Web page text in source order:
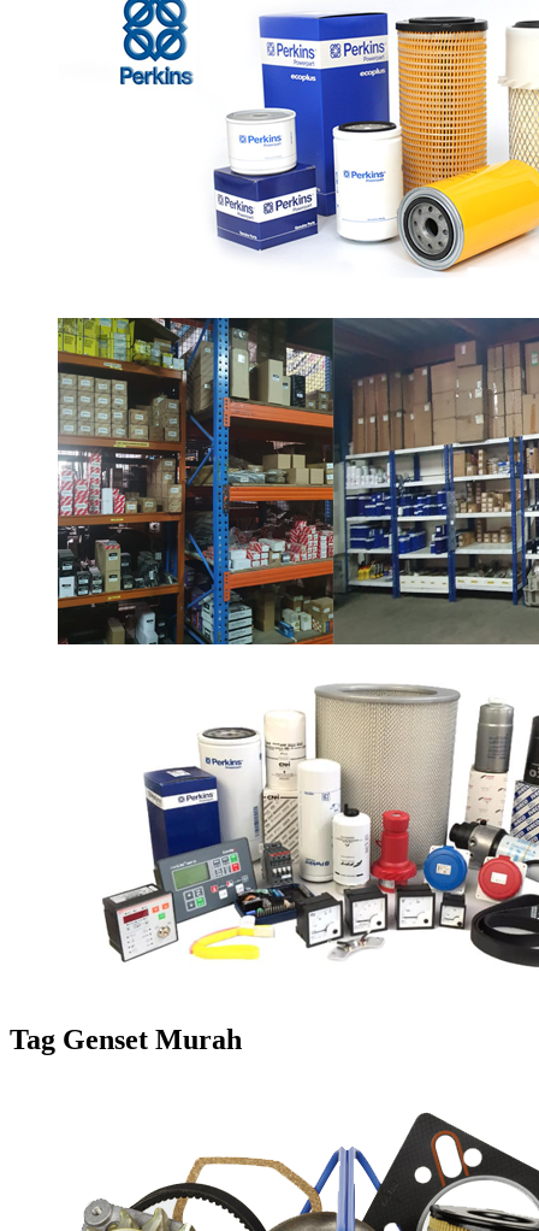
Tag Genset Murah